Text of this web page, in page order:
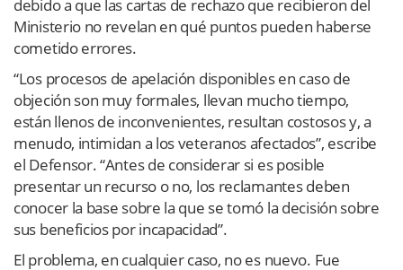
debido a que las cartas de rechazo que recibieron del
Ministerio no revelan en qué puntos pueden haberse
cometido errores.
“Los procesos de apelación disponibles en caso de
objeción son muy formales, llevan mucho tiempo,
están llenos de inconvenientes, resultan costosos y, a
menudo, intimidan a los veteranos afectados”, escribe
el Defensor. “Antes de considerar si es posible
presentar un recurso o no, los reclamantes deben
conocer la base sobre la que se tomó la decisión sobre
sus beneficios por incapacidad”.
El problema, en cualquier caso, no es nuevo. Fue